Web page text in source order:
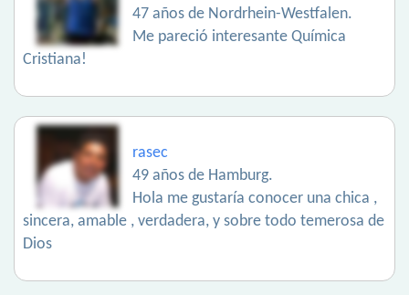
47 años de Nordrhein-Westfalen.
Me pareció interesante Química
Cristiana!
rasec
49 años de Hamburg.
Hola me gustaría conocer una chica ,
sincera, amable , verdadera, y sobre todo temerosa de
Dios